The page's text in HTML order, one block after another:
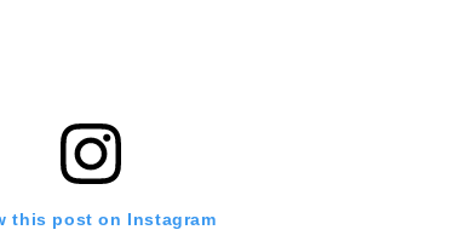
this post on Instagram